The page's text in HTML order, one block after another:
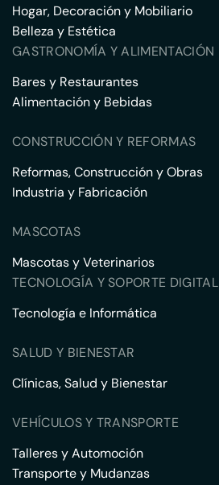
Hogar, Decoración y Mobiliario
Belleza y Estética
GASTRONOMÍA Y ALIMENTACIÓN
Bares y Restaurantes
Alimentación y Bebidas
CONSTRUCCIÓN Y REFORMAS
Reformas, Construcción y Obras
Industria y Fabricación
MASCOTAS
Mascotas y Veterinarios
TECNOLOGÍA Y SOPORTE DIGITAL
Tecnología e Informática
SALUD Y BIENESTAR
Clínicas, Salud y Bienestar
VEHÍCULOS Y TRANSPORTE
Talleres y Automoción
Transporte y Mudanzas